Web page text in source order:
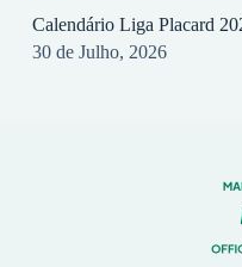
Calendário Liga Placard
30 de Julho, 2026